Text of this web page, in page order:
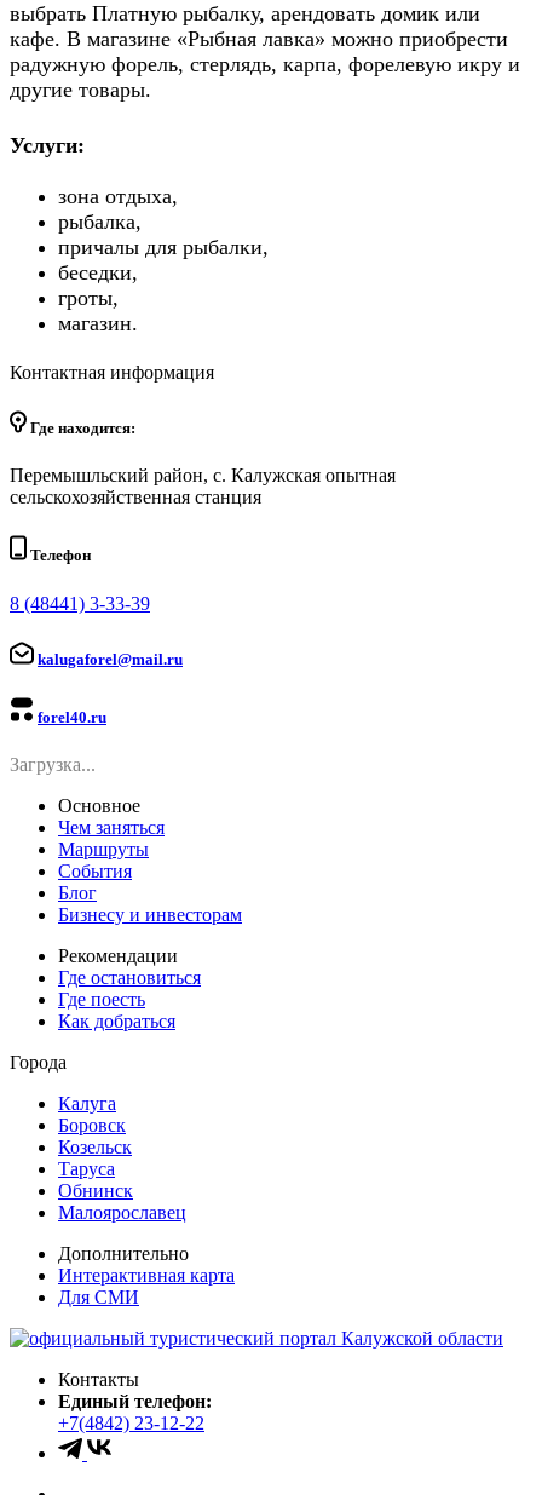
выбрать Платную рыбалку, арендовать домик или
кафе. В магазине «Рыбная лавка» можно приобрести
радужную форель, стерлядь, карпа, форелевую икру и
другие товары.
Услуги:
зона отдыха,
рыбалка,
причалы для рыбалки,
беседки,
гроты,
магазин.
Контактная информация
Где находится:
Перемышльский район, с. Калужская опытная
сельскохозяйственная станция
Телефон
8 (48441) 3-33-39
kalugaforel@mail.ru
forel40.ru
Загрузка...
Основное
Чем заняться
Маршруты
События
Блог
Бизнесу и инвесторам
Рекомендации
Где остановиться
Где поесть
Как добраться
Города
Калуга
Боровск
Козельск
Таруса
Обнинск
Малоярославец
Дополнительно
Интерактивная карта
Для СМИ
Контакты
Единый телефон:
+7(4842) 23-12-22